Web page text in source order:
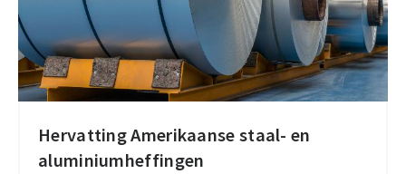
Hervatting Amerikaanse staal- en
aluminiumheffingen
Hervatting
Amerikaanse